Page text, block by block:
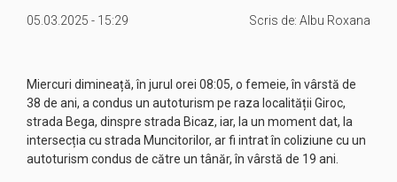
05.03.2025 - 15:29 Scris de: Albu Roxana
Miercuri dimineață, în jurul orei 08:05, o femeie, în vârstă de
38 de ani, a condus un autoturism pe raza localității Giroc,
strada Bega, dinspre strada Bicaz, iar, la un moment dat, la
intersecția cu strada Muncitorilor, ar fi intrat în coliziune cu un
autoturism condus de către un tânăr, în vârstă de 19 ani.